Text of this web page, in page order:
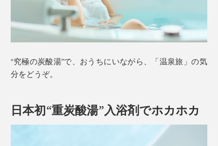
“究極の炭酸湯”で、おうちにいながら、「温泉旅」の気
分をどうぞ。
日本初“重炭酸湯”入浴剤でホカホカ